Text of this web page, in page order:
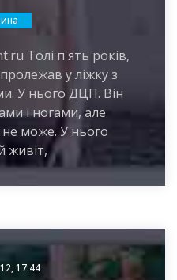
Толі п'ять років,
у ліжку з
У нього ДЦП. Він
і ногами, але
не може. У нього
живіт,
17:44